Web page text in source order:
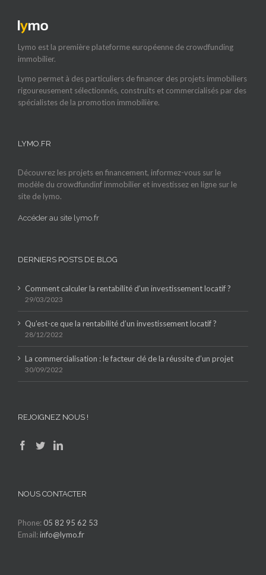
Lymo est la première plateforme européenne de crowdfunding
immobilier.
Lymo permet à des particuliers de financer des projets immobiliers
rigoureusement sélectionnés, construits et commercialisés par des
spécialistes de la promotion immobilière.
LYMO.FR
Découvrez les projets en financement, informez-vous sur le
modèle du crowdfundinf immobilier et investissez en ligne sur le
site de lymo.
Accéder au site lymo.fr
DERNIERS POSTS DE BLOG
Comment calculer la rentabilité d’un investissement locatif ?
29/03/2023
Qu’est-ce que la rentabilité d’un investissement locatif ?
28/12/2022
La commercialisation : le facteur clé de la réussite d’un projet
30/09/2022
REJOIGNEZ NOUS !
NOUS CONTACTER
Phone: 05 82 95 62 53
Email:info@lymo.fr